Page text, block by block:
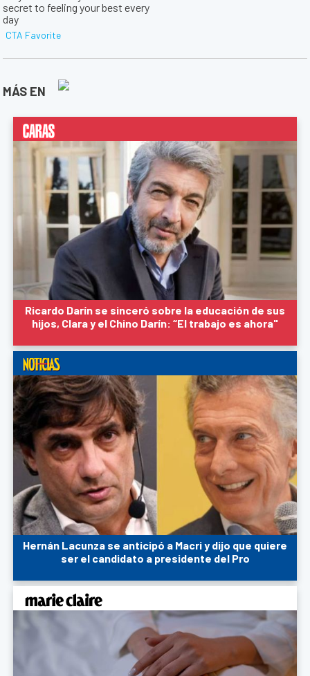
MÁS EN
Ricardo Darín se sinceró sobre la educación de sus
hijos, Clara y el Chino Darín: “El trabajo es ahora"
Hernán Lacunza se anticipó a Macri y dijo que quiere
ser el candidato a presidente del Pro